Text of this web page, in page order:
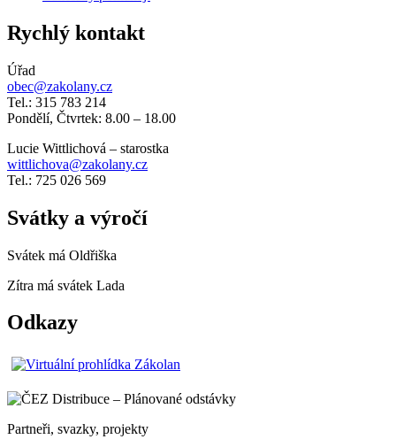
Rychlý kontakt
Úřad
obec@zakolany.cz
Tel.: 315 783 214
Pondělí, Čtvrtek: 8.00 – 18.00
Lucie Wittlichová – starostka
wittlichova@zakolany.cz
Tel.: 725 026 569
Svátky a výročí
Svátek má Oldřiška
Zítra má svátek Lada
Odkazy
Partneři, svazky, projekty